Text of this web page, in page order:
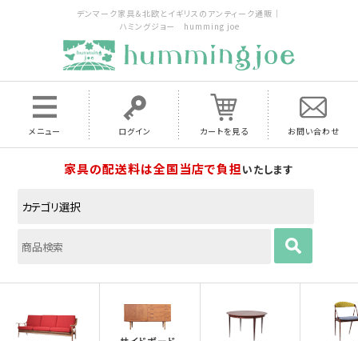
デンマーク家具＆北欧とイギリスのアンティーク通販｜
ハミングジョー humming joe
メニュー ログイン カートを見る お問い合わせ
家具の配送料は全国当店で負担いたします